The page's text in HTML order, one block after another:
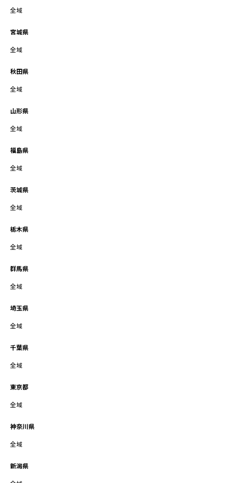
全域
宮城県
全域
秋田県
全域
山形県
全域
福島県
全域
茨城県
全域
栃木県
全域
群馬県
全域
埼玉県
全域
千葉県
全域
東京都
全域
神奈川県
全域
新潟県